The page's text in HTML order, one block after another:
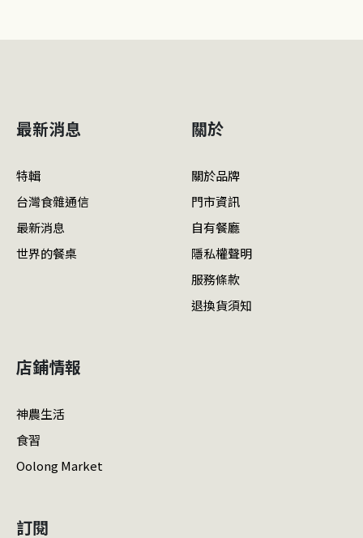
最新消息
特輯
台灣食雜通信
最新消息
世界的餐桌
關於
關於品牌
門市資訊
自有餐廳
隱私權聲明
服務條款
退換貨須知
店鋪情報
神農生活
食習
Oolong Market
訂閱